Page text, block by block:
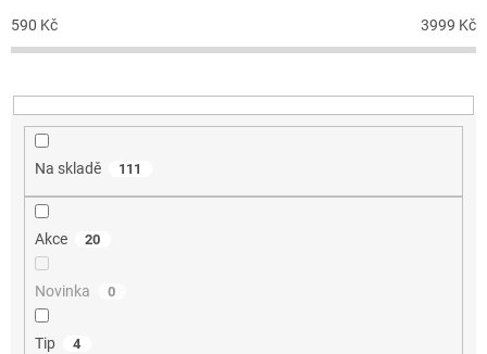
p
r
u
590 Kč 3999 Kč
Na skladě 111
Akce 20
Novinka 0
Tip 4